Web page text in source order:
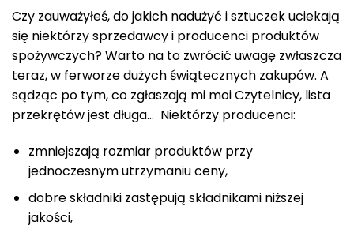
Czy zauważyłeś, do jakich nadużyć i sztuczek uciekają
się niektórzy sprzedawcy i producenci produktów
spożywczych? Warto na to zwrócić uwagę zwłaszcza
teraz, w ferworze dużych świątecznych zakupów. A
sądząc po tym, co zgłaszają mi moi Czytelnicy, lista
przekrętów jest długa… Niektórzy producenci:
zmniejszają rozmiar produktów przy
jednoczesnym utrzymaniu ceny,
dobre składniki zastępują składnikami niższej
jakości,